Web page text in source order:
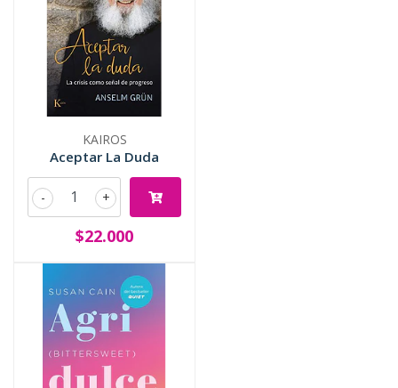
KAIROS
Aceptar La Duda
+
-
$22.000